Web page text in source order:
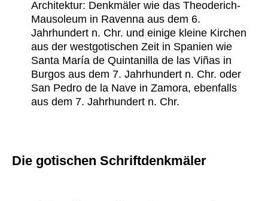
Architektur: Denkmäler wie das Theoderich-
Mausoleum in Ravenna aus dem 6.
Jahrhundert n. Chr. und einige kleine Kirchen
aus der westgotischen Zeit in Spanien wie
Santa María de Quintanilla de las Viñas in
Burgos aus dem 7. Jahrhundert n. Chr. oder
San Pedro de la Nave in Zamora, ebenfalls
aus dem 7. Jahrhundert n. Chr.
Die gotischen Schriftdenkmäler